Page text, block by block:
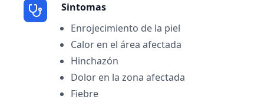
Sintomas
Enrojecimiento de la piel
Calor en el área afectada
Hinchazón
Dolor en la zona afectada
Fiebre